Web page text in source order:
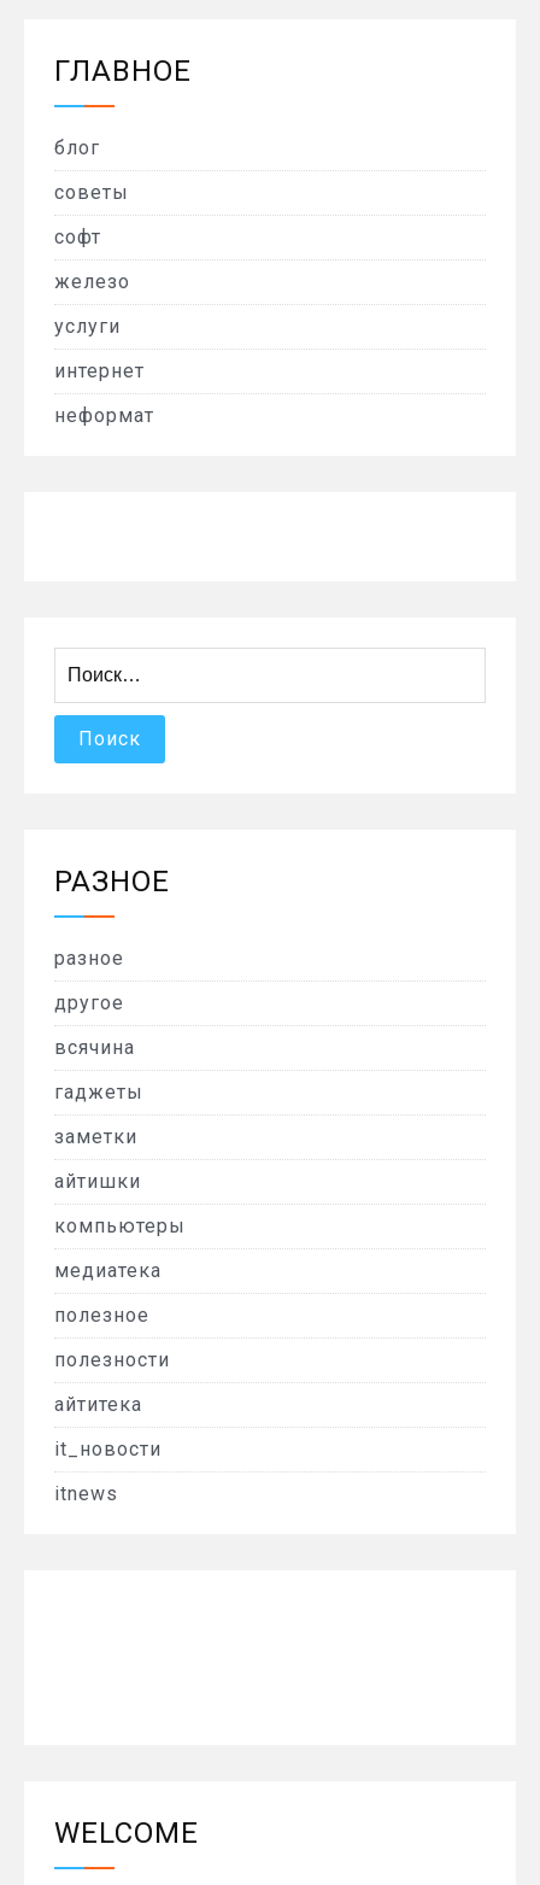
ГЛАВНОЕ
блог
советы
софт
железо
услуги
интернет
неформат
РАЗНОЕ
разное
другое
всячина
гаджеты
заметки
айтишки
компьютеры
медиатека
полезное
полезности
айтитека
it_новости
itnews
WELCOME